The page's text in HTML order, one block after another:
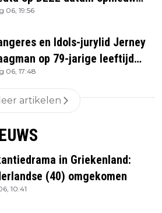
06, 19:56
en Idols-jurylid Jerney
op 79-jarige leeftijd
06, 17:48
artikelen
in Griekenland:
(40) omgekomen
10:41